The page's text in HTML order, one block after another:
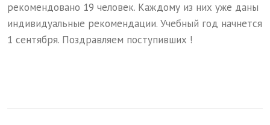
рекомендовано 19 человек. Каждому из них уже даны
индивидуальные рекомендации. Учебный год начнется
1 сентября. Поздравляем поступивших !